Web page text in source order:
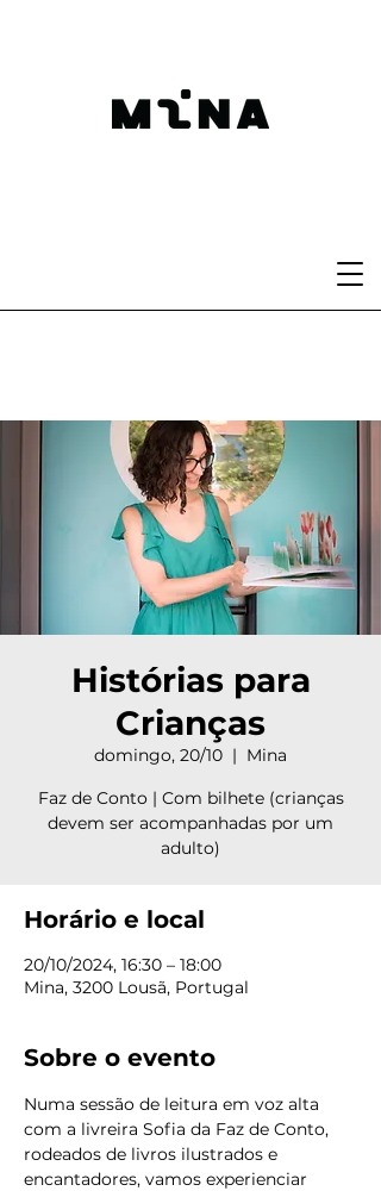
Histórias para
Crianças
domingo, 20/10
  |
Mina
Faz de Conto | Com bilhete (crianças
devem ser acompanhadas por um
adulto)
Horário e local
20/10/2024, 16:30 – 18:00
Mina, 3200 Lousã, Portugal
Sobre o evento
Numa sessão de leitura em voz alta
com a livreira Sofia da Faz de Conto,
rodeados de livros ilustrados e
encantadores, vamos experienciar